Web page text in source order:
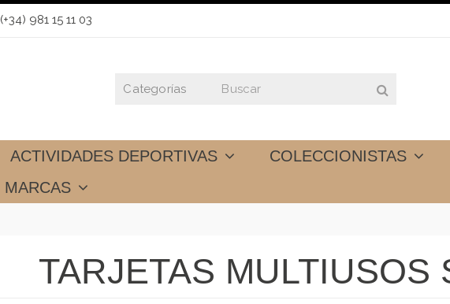
(+34) 981 15 11 03
ACTIVIDADES DEPORTIVAS COLECCIONISTAS
MARCAS
TARJETAS MULTIUSOS